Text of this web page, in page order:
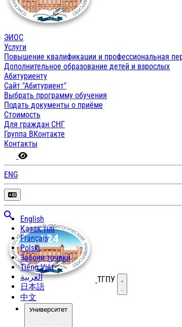
ЭИОС
Услуги
Повышение квалификации и профессиональная
Дополнительное образование детей и взрослых
Абитуриенту
Сайт "Абитуриент"
Выбрать программу обучения
Подать документы о приёме
Стоимость
Для граждан СНГ
Группа ВКонтакте
Контакты
ENG
English
Қазақ тілі
Français
Polski
Забони тоҷикӣ
Tiếng Việt
العربية
日本語
中文
ТГПУ Открыть меню
Университет